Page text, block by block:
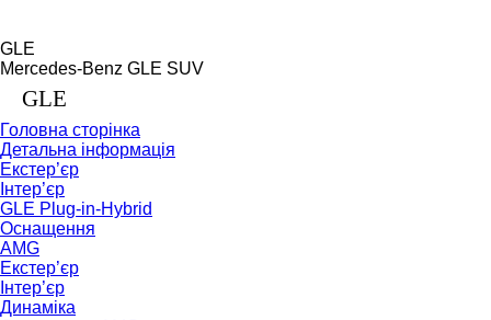
GLE
Mercedes-Benz GLE SUV
GLE
Головна сторінка
Детальна інформація
Екстер’єр
Інтер’єр
GLE Plug-in-Hybrid
Оснащення
AMG
Екстер’єр
Інтер’єр
Динаміка